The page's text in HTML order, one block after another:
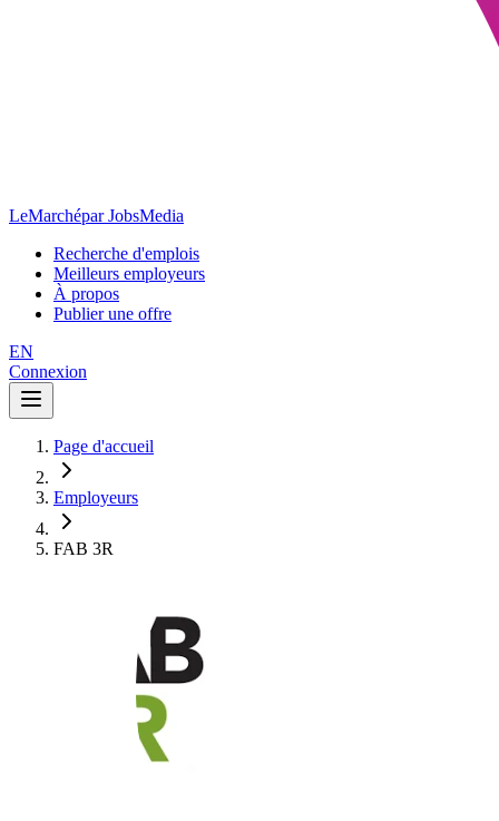
LeMarchépar JobsMedia
Recherche d'emplois
Meilleurs employeurs
À propos
Publier une offre
EN
Connexion
Page d'accueil
Employeurs
FAB 3R